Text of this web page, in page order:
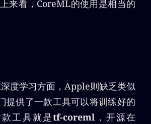
来看，CoreML的使用是相当的
度学习方面，Apple则缺乏类似
供了一款工具可以将训练好的
工具就是tf-coreml ，开源在